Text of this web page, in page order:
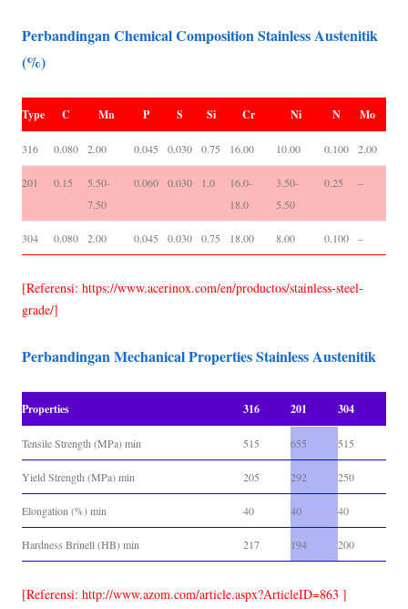
Perbandingan Chemical Composition Stainless Austenitik
(%)
Type C Mn P S Si Cr Ni N Mo
316 0.080 2.00 0.045 0.030 0.75 16.00 10.00 0.100 2.00
201 0.15
5.50-
7.50
0.060 0.030 1.0
16.0-
18.0
3.50-
5.50
0.25 –
304 0.080 2.00 0.045 0.030 0.75 18.00 8.00 0.100 –
[Referensi: https://www.acerinox.com/en/productos/stainless-steel-
grade/]
Perbandingan Mechanical Properties Stainless Austenitik
Properties 316 201 304
Tensile Strength (MPa) min 515 655 515
Yield Strength (MPa) min 205 292 250
Elongation (%) min 40 40 40
Hardness Brinell (HB) min 217 194 200
[Referensi: http://www.azom.com/article.aspx?ArticleID=863 ]